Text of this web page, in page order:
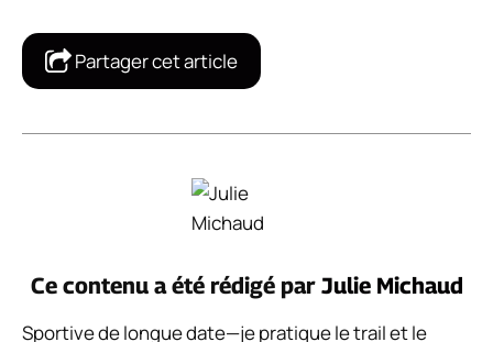
Partager cet article
Ce contenu a été rédigé par Julie Michaud
Sportive de longue date—je pratique le trail et le